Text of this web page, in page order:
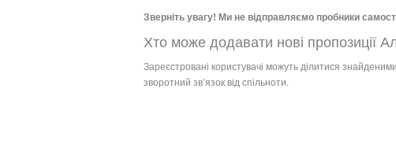
Зверніть увагу! Ми не відправляємо пробники
Хто може додавати нові пропозиції
Зареєстровані користувачі можуть ділитися
зворотний зв’язок від спільноти.